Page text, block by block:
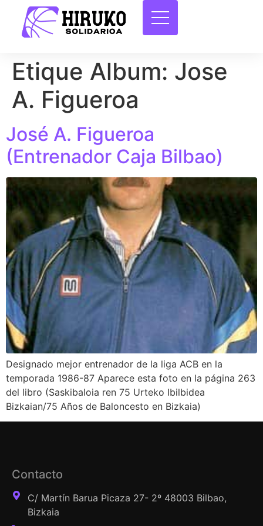
Etique Album: Jose
A. Figueroa
José A. Figueroa
(Entrenador Caja Bilbao)
Designado mejor entrenador de la liga ACB en la
temporada 1986-87 Aparece esta foto en la página 263
del libro (Saskibaloia ren 75 Urteko Ibilbidea
Bizkaian/75 Años de Baloncesto en Bizkaia)
Contacto
C/ Martín Barua Picaza 27- 2º 48003 Bilbao,
Bizkaia